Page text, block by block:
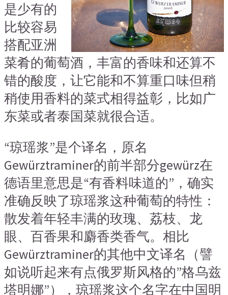
是少有的
比较容易
搭配亚洲
菜肴的葡萄酒，丰富的香味和还算不
错的酸度，让它能和不算重口味但稍
稍使用香料的菜式相得益彰，比如广
东菜或者泰国菜就很合适。
“琼瑶浆”是个译名，原名
Gewürztraminer的前半部分gewürz在
德语里意思是“有香料味道的”，确实
准确反映了琼瑶浆这种葡萄的特性：
散发着年轻丰满的玫瑰、荔枝、龙
眼、百香果和麝香类香气。相比
Gewürztraminer的其他中文译名（譬
如说听起来有点俄罗斯风格的”格乌兹
塔明娜”），琼瑶浆这个名字在中国明